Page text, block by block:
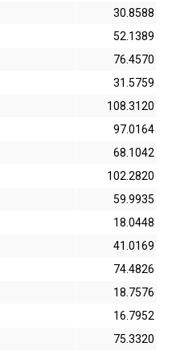
30.8588
52.1389
76.4570
31.5759
108.3120
97.0164
68.1042
102.2820
59.9935
18.0448
41.0169
74.4826
18.7576
16.7952
75.3320